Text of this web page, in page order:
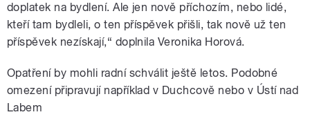
doplatek na bydlení. Ale jen nově příchozím, nebo lidé,
kteří tam bydleli, o ten příspěvek přišli, tak nově už ten
příspěvek nezískají,“ doplnila Veronika Horová.
Opatření by mohli radní schválit ještě letos. Podobné
omezení připravují například v Duchcově nebo v Ústí nad
Labem